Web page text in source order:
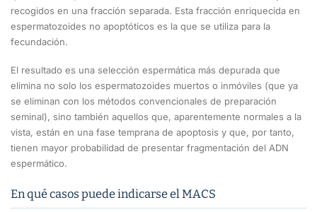
recogidos en una fracción separada. Esta fracción enriquecida en
espermatozoides no apoptóticos es la que se utiliza para la
fecundación.
El resultado es una selección espermática más depurada que
elimina no solo los espermatozoides muertos o inmóviles (que ya
se eliminan con los métodos convencionales de preparación
seminal), sino también aquellos que, aparentemente normales a la
vista, están en una fase temprana de apoptosis y que, por tanto,
tienen mayor probabilidad de presentar fragmentación del ADN
espermático.
En qué casos puede indicarse el MACS